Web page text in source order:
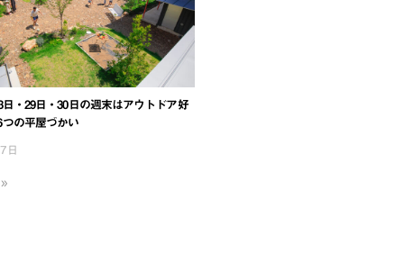
日・29日・30日の週末はアウトドア好
つの平屋づかい
日